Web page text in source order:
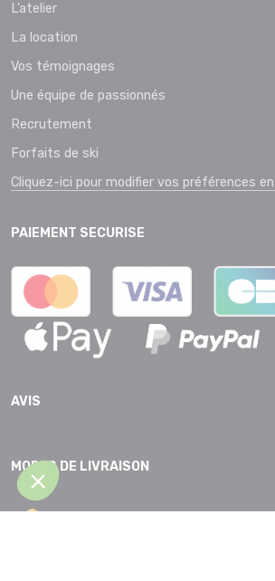
L’atelier
La location
Vos témoignages
Une équipe de passionnés
Recrutement
Forfaits de ski
Cliquez-ici pour modifier vos préférences
PAIEMENT SECURISE
AVIS
MODES DE LIVRAISON